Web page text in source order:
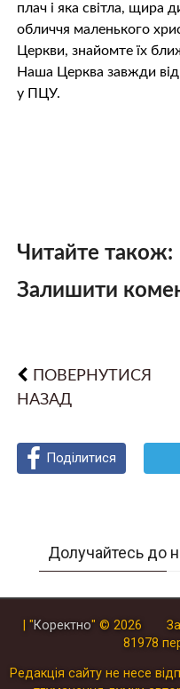
плач і яка світла, щира
обличчя маленького
Церкви, знайомте їх
Наша Церква завжди
у ПЦУ.
Читайте також:
Залишити
ПОВЕРНУТИСЯ
НАЗАД
Поділитися
Долучайтесь до
| "Коректно" © 2026
81978
Редакція сайту не несе